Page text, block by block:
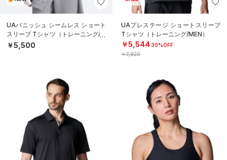
UAバニッシュ シームレス ショート
スリーブ Tシャツ（トレーニング/M
EN）
￥5,500
UAプレステージ ショートスリーブ
Tシャツ（トレーニング/MEN）
￥5,54430%OFF
￥7,920